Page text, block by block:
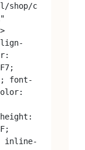
shop/c
font-
inline-